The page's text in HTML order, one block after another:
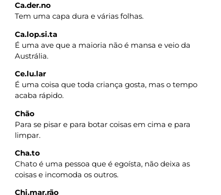
Ca.der.no
Tem uma capa dura e várias folhas.
Ca.lop.si.ta
É uma ave que a maioria não é mansa e veio da
Austrália.
Ce.lu.lar
É uma coisa que toda criança gosta, mas o tempo
acaba rápido.
Chão
Para se pisar e para botar coisas em cima e para
limpar.
Cha.to
Chato é uma pessoa que é egoísta, não deixa as
coisas e incomoda os outros.
Chi.mar.rão